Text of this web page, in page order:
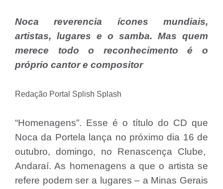
Noca reverencia ícones mundiais,
artistas, lugares e o samba. Mas quem
merece todo o reconhecimento é o
próprio cantor e compositor
Redação Portal Splish Splash
“Homenagens”. Esse é o título do CD que
Noca da Portela lança no próximo dia 16 de
outubro, domingo, no Renascença Clube,
Andaraí. As homenagens a que o artista se
refere podem ser a lugares – a Minas Gerais